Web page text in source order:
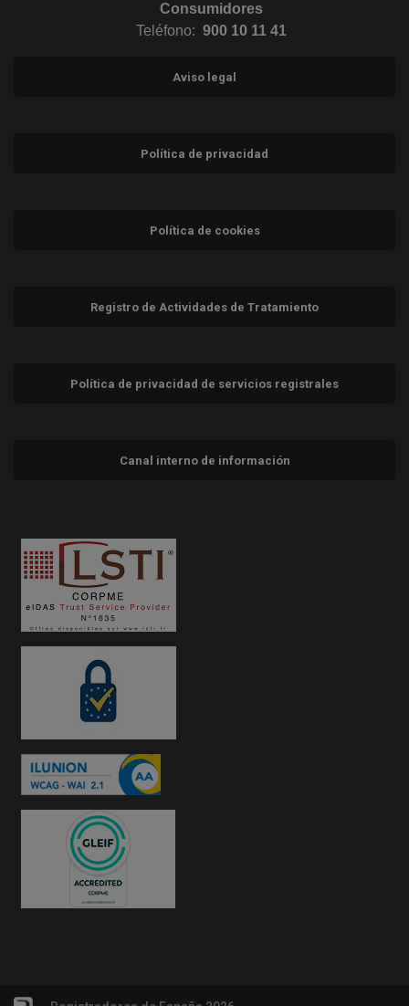
Consumidores
Teléfono: 900 10 11 41
Aviso legal
Política de privacidad
Política de cookies
Registro de Actividades de Tratamiento
Política de privacidad de servicios registrales
Canal interno de información